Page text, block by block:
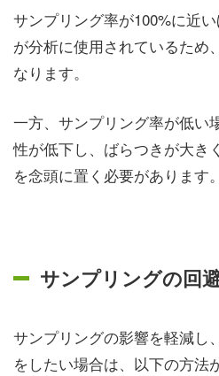
サンプリング率が100%に近
が分析に使用されているため
なります。
一方、サンプリング率が低い
性が低下し、ばらつきが大き
を念頭に置く必要があります。
サンプリングの回
サンプリングの影響を軽減し
をしたい場合は、以下の方法